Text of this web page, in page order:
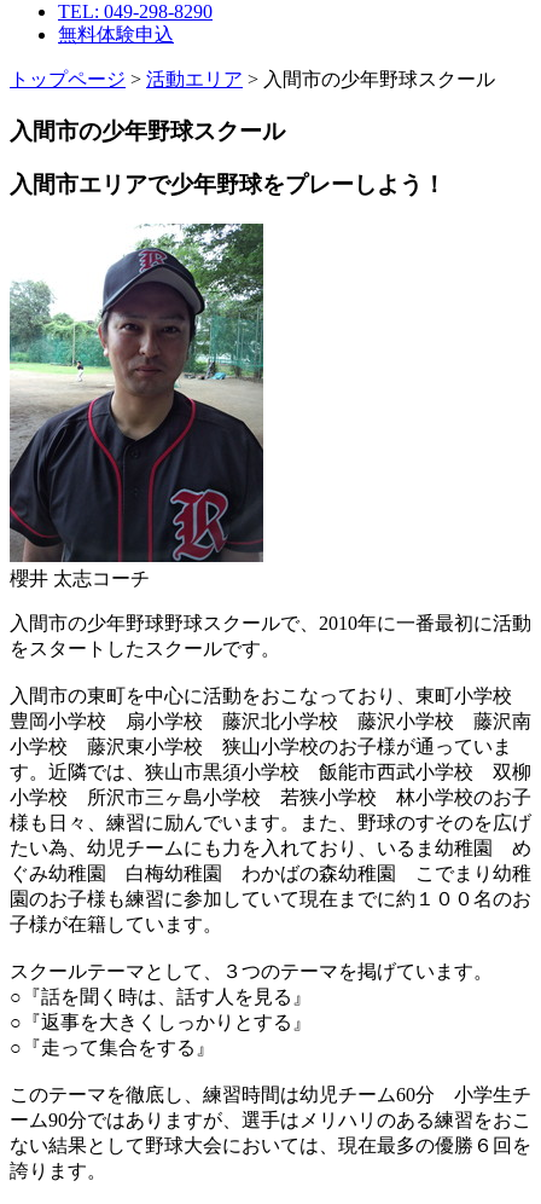
TEL: 049-298-8290
無料体験申込
トップページ > 活動エリア > 入間市の少年野球スクール
入間市の少年野球スクール
入間市エリアで少年野球をプレーしよう！
櫻井 太志コーチ
入間市の少年野球野球スクールで、2010年に一番最初に活動
をスタートしたスクールです。
入間市の東町を中心に活動をおこなっており、東町小学校
豊岡小学校 扇小学校 藤沢北小学校 藤沢小学校 藤沢南
小学校 藤沢東小学校 狭山小学校のお子様が通っていま
す。近隣では、狭山市黒須小学校 飯能市西武小学校 双柳
小学校 所沢市三ヶ島小学校 若狭小学校 林小学校のお子
様も日々、練習に励んでいます。また、野球のすそのを広げ
たい為、幼児チームにも力を入れており、いるま幼稚園 め
ぐみ幼稚園 白梅幼稚園 わかばの森幼稚園 こでまり幼稚
園のお子様も練習に参加していて現在までに約１００名のお
子様が在籍しています。
スクールテーマとして、３つのテーマを掲げています。
○『話を聞く時は、話す人を見る』
○『返事を大きくしっかりとする』
○『走って集合をする』
このテーマを徹底し、練習時間は幼児チーム60分 小学生チ
ーム90分ではありますが、選手はメリハリのある練習をおこ
ない結果として野球大会においては、現在最多の優勝６回を
誇ります。